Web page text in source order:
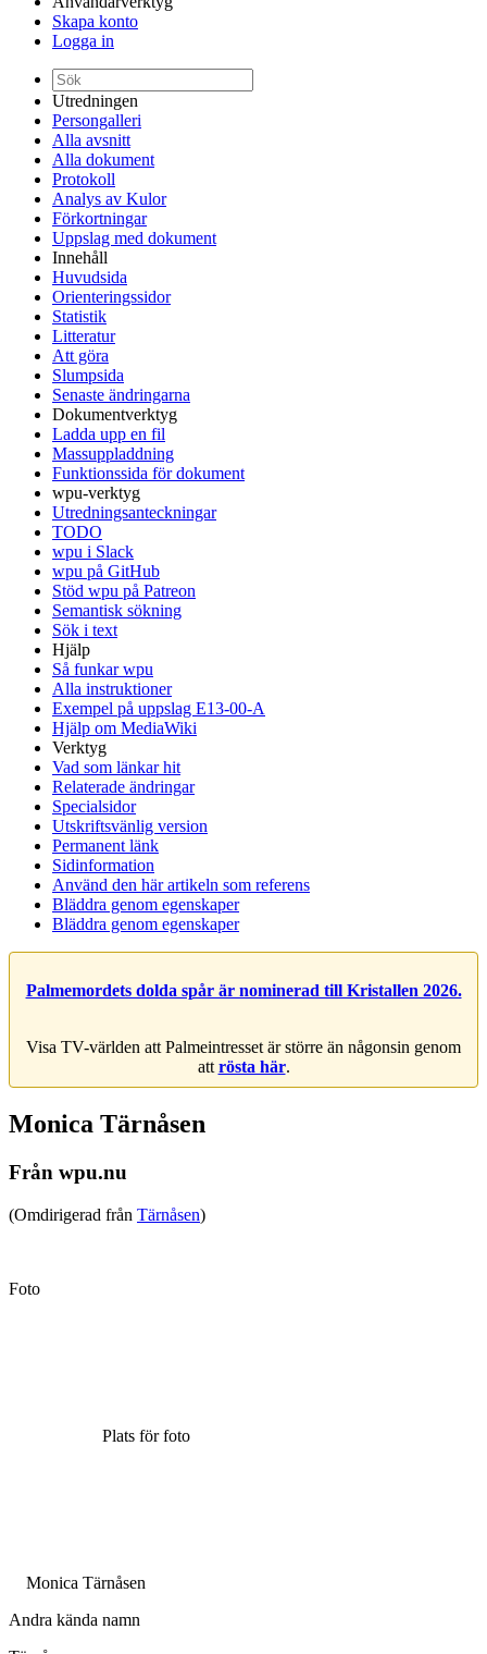
Skapa konto
Logga in
Utredningen
Persongalleri
Alla avsnitt
Alla dokument
Protokoll
Analys av Kulor
Förkortningar
Uppslag med dokument
Innehåll
Huvudsida
Orienteringssidor
Statistik
Litteratur
Att göra
Slumpsida
Senaste ändringarna
Dokumentverktyg
Ladda upp en fil
Massuppladdning
Funktionssida för dokument
wpu-verktyg
Utredningsanteckningar
TODO
wpu i Slack
wpu på GitHub
Stöd wpu på Patreon
Semantisk sökning
Sök i text
Hjälp
Så funkar wpu
Alla instruktioner
Exempel på uppslag E13-00-A
Hjälp om MediaWiki
Verktyg
Vad som länkar hit
Relaterade ändringar
Specialsidor
Utskriftsvänlig version
Permanent länk
Sidinformation
Använd den här artikeln som referens
Bläddra genom egenskaper
Bläddra genom egenskaper
Palmemordets dolda spår är nominerad till Kristallen 2026.
Visa TV-världen att Palmeintresset är större än någonsin genom
att rösta här.
Monica Tärnåsen
Från wpu.nu
(Omdirigerad från Tärnåsen)
Foto
Plats för foto
Monica Tärnåsen
Andra kända namn